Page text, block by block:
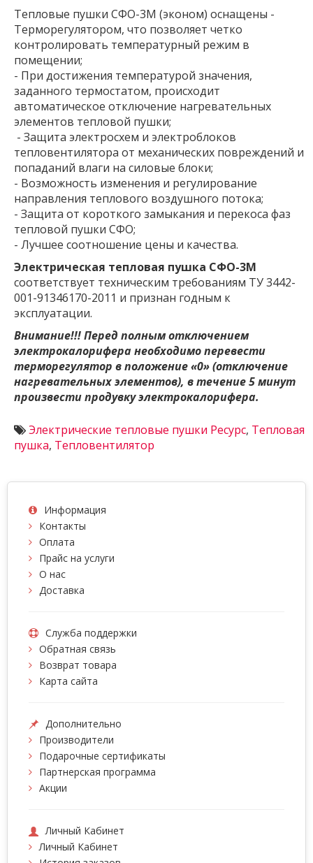
Тепловые пушки СФО-3М (эконом) оснащены -
Терморегулятором, что позволяет четко
контролировать температурный режим в
помещении;
- При достижения температурой значения,
заданного термостатом, происходит
автоматическое отключение нагревательных
элементов тепловой пушки;
- Защита электросхем и электроблоков
тепловентилятора от механических повреждений и
попаданий влаги на силовые блоки;
- Возможность изменения и регулирование
направления теплового воздушного потока;
- Защита от короткого замыкания и перекоса фаз
тепловой пушки СФО;
- Лучшее соотношение цены и качества.
Электрическая тепловая пушка СФО-3М
соответствует техническим требованиям ТУ 3442-
001-91346170-2011 и признан годным к
эксплуатации.
Внимание!!! Перед полным отключением
электрокалорифера необходимо перевести
терморегулятор в положение «0» (отключение
нагревательных элементов), в течение 5 минут
произвести продувку электрокалорифера.
Электрические тепловые пушки Ресурс, Тепловая
пушка, Тепловентилятор
Информация
Контакты
Оплата
Прайс на услуги
О нас
Доставка
Служба поддержки
Обратная связь
Возврат товара
Карта сайта
Дополнительно
Производители
Подарочные сертификаты
Партнерская программа
Акции
Личный Кабинет
Личный Кабинет